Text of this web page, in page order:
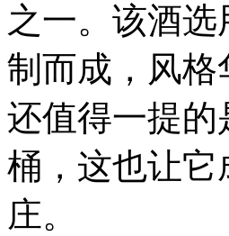
之一。该酒
制而成，风
还值得一提
桶，这也让
庄。